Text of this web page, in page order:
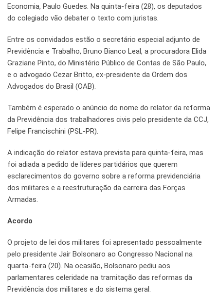
Economia, Paulo Guedes. Na quinta-feira (28), os deputados
do colegiado vão debater o texto com juristas.
Entre os convidados estão o secretário especial adjunto de
Previdência e Trabalho, Bruno Bianco Leal, a procuradora Elida
Graziane Pinto, do Ministério Público de Contas de São Paulo,
e o advogado Cezar Britto, ex-presidente da Ordem dos
Advogados do Brasil (OAB).
Também é esperado o anúncio do nome do relator da reforma
da Previdência dos trabalhadores civis pelo presidente da CCJ,
Felipe Francischini (PSL-PR).
A indicação do relator estava prevista para quinta-feira, mas
foi adiada a pedido de líderes partidários que querem
esclarecimentos do governo sobre a reforma previdenciária
dos militares e a reestruturação da carreira das Forças
Armadas.
Acordo
O projeto de lei dos militares foi apresentado pessoalmente
pelo presidente Jair Bolsonaro ao Congresso Nacional na
quarta-feira (20). Na ocasião, Bolsonaro pediu aos
parlamentares celeridade na tramitação das reformas da
Previdência dos militares e do sistema geral.